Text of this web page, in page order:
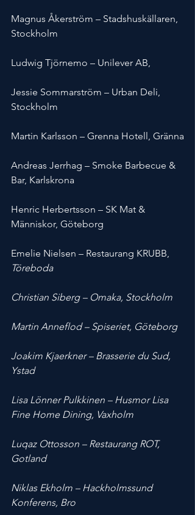
Magnus Åkerström – Stadshuskällaren,
Stockholm
Ludwig Tjörnemo – Unilever AB,
Jessie Sommarström – Urban Deli,
Stockholm
Martin Karlsson – Grenna Hotell, Gränna
Andreas Jerrhag – Smoke Barbecue &
Bar, Karlskrona
Henric Herbertsson – SK Mat &
Människor, Göteborg
Emelie Nielsen – Restaurang KRUBB,
Töreboda
Christian Siberg – Omaka, Stockholm
Martin Anneflod – Spiseriet, Göteborg
Joakim Kjaerkner – Brasserie du Sud,
Ystad
Lisa Lönner Pulkkinen – Husmor Lisa
Fine Home Dining, Vaxholm
Luqaz Ottosson – Restaurang ROT,
Gotland
Niklas Ekholm – Hackholmssund
Konferens, Bro